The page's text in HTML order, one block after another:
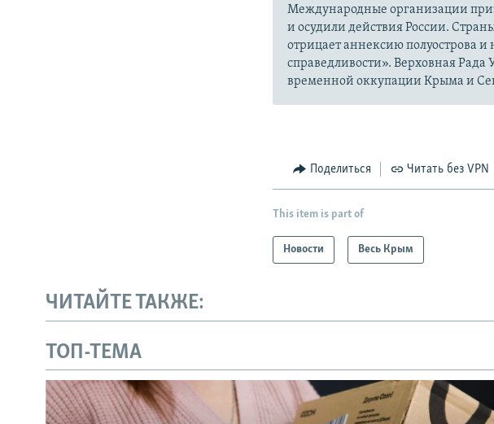
Международные организации
и осудили действия России.
отрицает аннексию полуострова и
справедливости». Верховная
временной оккупации Крыма и
Поделиться Читать без VPN
This item is part of
Новости Весь Крым
ЧИТАЙТЕ ТАКЖЕ:
ТОП-ТЕМА